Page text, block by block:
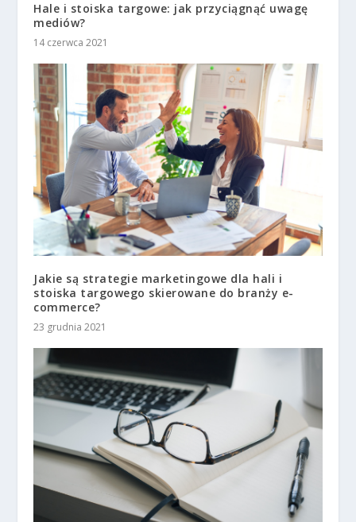
Hale i stoiska targowe: jak przyciągnąć uwagę
mediów?
14 czerwca 2021
Jakie są strategie marketingowe dla hali i
stoiska targowego skierowane do branży e-
commerce?
23 grudnia 2021